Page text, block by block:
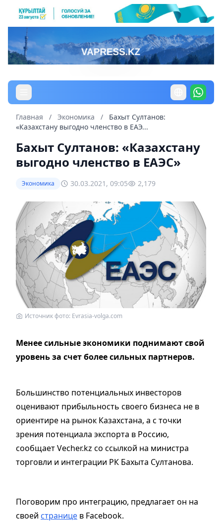
Главная / Экономика /
Бахыт Султанов:
«Казахстану выгодно членство в ЕАЭ...
Бахыт Султанов: «Казахстану
выгодно членство в ЕАЭС»
Экономика 30.03.2021, 09:05 2,179
Источник фото: Еvrasia-volga.com
Менее сильные экономики поднимают свой
уровень за счет более сильных партнеров.
Большинство потенциальных инвесторов
оценивают прибыльность своего бизнеса не в
ориентире на рынок Казахстана, а с точки
зрения потенциала экспорта в Россию,
сообщает Vecher.kz со ссылкой на министра
торговли и интеграции РК Бахыта Султанова.
Поговорим про интеграцию, предлагает он на
своей странице в Facebook.